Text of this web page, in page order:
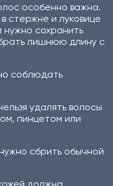
особенно важна.
стержне и луковице
сохранить
лишнюю длину с
соблюдать
удалять волосы
пинцетом или
сбрить обычной
должна